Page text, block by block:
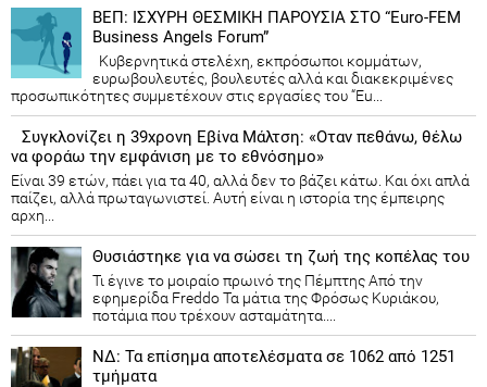
ΒΕΠ: ΙΣΧΥΡΗ ΘΕΣΜΙΚΗ ΠΑΡΟΥΣΙΑ ΣΤΟ “Euro-FEM
Business Angels Forum”
Κυβερνητικά στελέχη, εκπρόσωποι κομμάτων,
ευρωβουλευτές, βουλευτές αλλά και διακεκριμένες
προσωπικότητες συμμετέχουν στις εργασίες του “Eu...
Συγκλονίζει η 39χρονη Εβίνα Μάλτση: «Οταν πεθάνω, θέλω
να φοράω την εμφάνιση με το εθνόσημο»
Είναι 39 ετών, πάει για τα 40, αλλά δεν το βάζει κάτω. Και όχι απλά
παίζει, αλλά πρωταγωνιστεί. Αυτή είναι η ιστορία της έμπειρης
αρχη...
Θυσιάστηκε για να σώσει τη ζωή της κοπέλας του
Τι έγινε το μοιραίο πρωινό της Πέμπτης Από την
εφημερίδα Freddo Τα μάτια της Φρόσως Κυριάκου,
ποτάμια που τρέχουν ασταμάτητα....
ΝΔ: Τα επίσημα αποτελέσματα σε 1062 από 1251
τμήματα